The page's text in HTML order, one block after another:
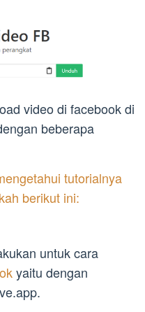
video di facebook di
beberapa
tutorialnya
berikut ini:
untuk cara
yaitu dengan